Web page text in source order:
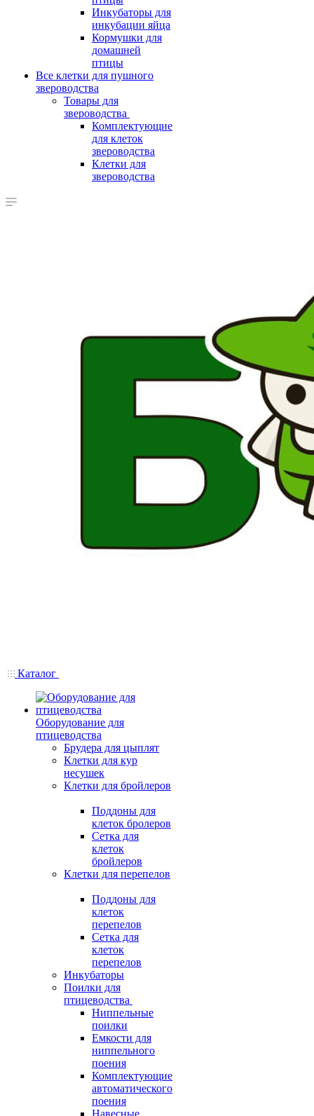
Инкубаторы для
инкубации яйца
Кормушки для
домашней
птицы
Все клетки для пушного
звероводства
Товары для
звероводства
Комплектующие
для клеток
звероводства
Клетки для
звероводства
Каталог
Оборудование для
птицеводства
Брудера для цыплят
Клетки для кур
несушек
Клетки для бройлеров
Поддоны для
клеток бролеров
Сетка для
клеток
бройлеров
Клетки для перепелов
Поддоны для
клеток
перепелов
Сетка для
клеток
перепелов
Инкубаторы
Поилки для
птицеводства
Ниппельные
поилки
Емкости для
ниппельного
поения
Комплектующие
автоматического
поения
Навесные